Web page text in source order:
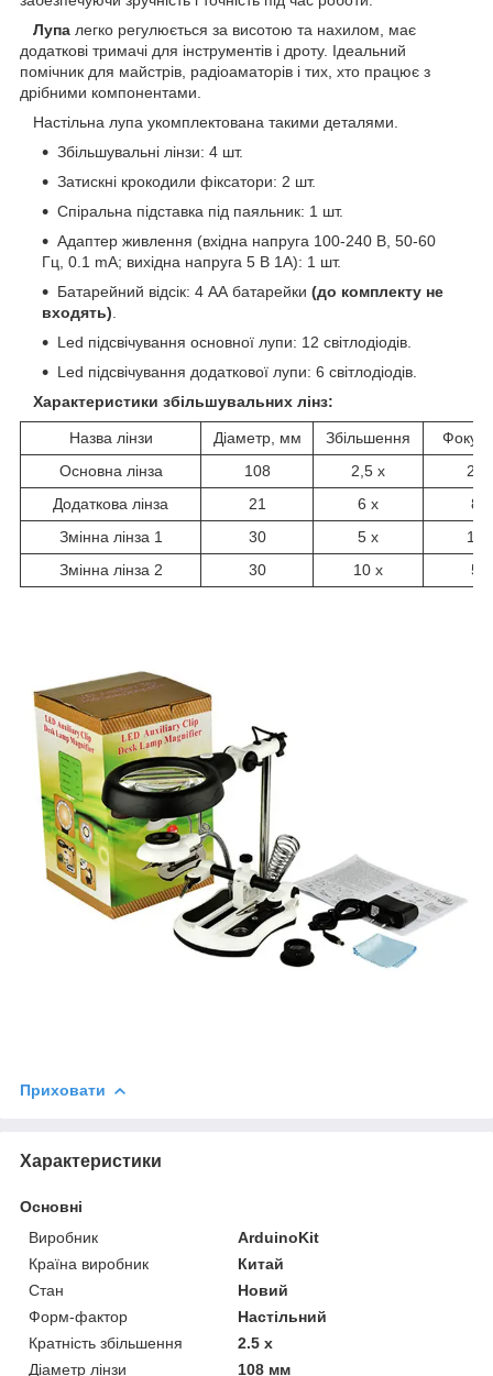
Лупа легко регулюється за висотою та нахилом, має
додаткові тримачі для інструментів і дроту. Ідеальний
помічник для майстрів, радіоаматорів і тих, хто працює з
дрібними компонентами.
Настільна лупа укомплектована такими деталями.
Збільшувальні лінзи: 4 шт.
Затискні крокодили фіксатори: 2 шт.
Спіральна підставка під паяльник: 1 шт.
Адаптер живлення (вхідна напруга 100-240 В, 50-60
Гц, 0.1 mА; вихідна напруга 5 В 1А): 1 шт.
Батарейний відсік: 4 АА батарейки (до комплекту не
входять)
Led підсвічування основної лупи: 12 світлодіодів.
Led підсвічування додаткової лупи: 6 світлодіодів.
Характеристики збільшувальних лінз:
Назва лінзи Діаметр, мм Збільшення
Основна лінза
108 2,5 х
200
Додаткова лінза
21 6 х
80
Змінна лінза 1
30 5 х
100
Змінна лінза 2
30 10 х 50
Приховати
Характеристики
Основні
Виробник
ArduinoKit
Країна виробник
Китай
Стан
Новий
Форм-фактор
Настільний
Кратність збільшення
2.5 х
Діаметр лінзи
108 мм